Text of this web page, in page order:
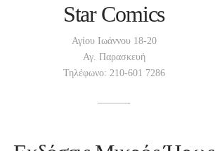
Star Comics
Αγίου Ιωάννου 18-20
Αγ. Παρασκευή
Τηλέφωνο: 210-601 7286
———-